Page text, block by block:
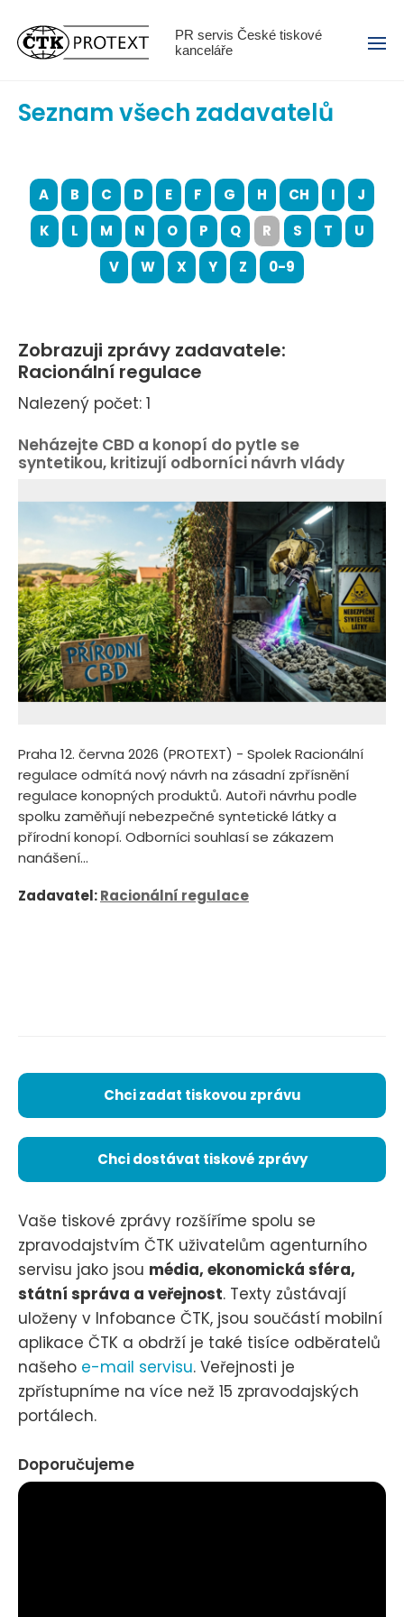
PR servis České tiskové
kanceláře
Menu
Seznam všech zadavatelů
A B C D E F G H CH I
J
K
L M N O P Q R S T
U
V
W X Y Z 0-9
Zobrazuji zprávy zadavatele:
Racionální regulace
Nalezený počet: 1
Neházejte CBD a konopí do pytle se
syntetikou, kritizují odborníci návrh vlády
Praha 12. června 2026 (PROTEXT) - Spolek Racionální
regulace odmítá nový návrh na zásadní zpřísnění
regulace konopných produktů. Autoři návrhu podle
spolku zaměňují nebezpečné syntetické látky a
přírodní konopí. Odborníci souhlasí se zákazem
nanášení...
Zadavatel:Racionální regulace
Chci zadat tiskovou zprávu
Chci dostávat tiskové zprávy
Vaše tiskové zprávy rozšíříme spolu se
zpravodajstvím ČTK uživatelům agenturního
servisu jako jsou média, ekonomická sféra,
státní správa a veřejnost. Texty zůstávají
uloženy v Infobance ČTK, jsou součástí mobilní
aplikace ČTK a obdrží je také tisíce odběratelů
našeho e-mail servisu. Veřejnosti je
zpřístupníme na více než 15 zpravodajských
portálech.
Doporučujeme